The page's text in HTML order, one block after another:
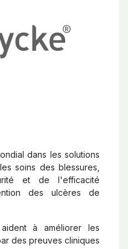
dans les solutions
soins des blessures,
et de l'efficacité
des ulcères de
à améliorer les
des preuves cliniques